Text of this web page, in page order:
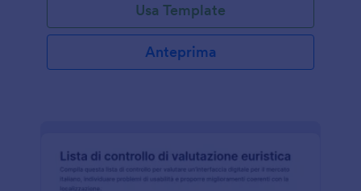
Usa Template
Anteprima